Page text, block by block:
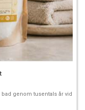
genom tusentals år vid